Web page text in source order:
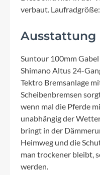
verbaut.
Ausstattung
Suntour 100mm
Shimano Altus 24-
Tektro Bremsanlage
Scheibenbremsen
wenn mal die Pferde
unabhängig der
bringt in der
Heimweg und die
man trockener bleibt,
werden.